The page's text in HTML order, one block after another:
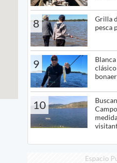
8
Grilla
pesca
9
10
Espacio